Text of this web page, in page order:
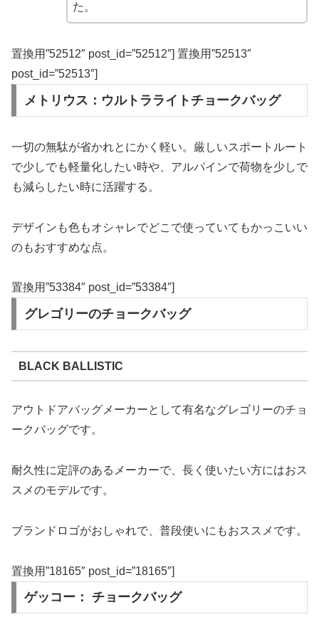
た。
置換用”52512″ post_id=”52512″] 置換用”52513″
post_id=”52513″]
メトリウス：ウルトラライトチョークバッグ
一切の無駄が省かれとにかく軽い。厳しいスポートルート
で少しでも軽量化したい時や、アルパインで荷物を少しで
も減らしたい時に活躍する。
デザインも色もオシャレでどこで使っていてもかっこいい
のもおすすめな点。
置換用”53384″ post_id=”53384″]
グレゴリーのチョークバッグ
BLACK BALLISTIC
アウトドアバッグメーカーとして有名なグレゴリーのチョ
ークバッグです。
耐久性に定評のあるメーカーで、長く使いたい方にはおス
スメのモデルです。
ブランドロゴがおしゃれで、普段使いにもおススメです。
置換用”18165″ post_id=”18165″]
ゲッコー： チョークバッグ